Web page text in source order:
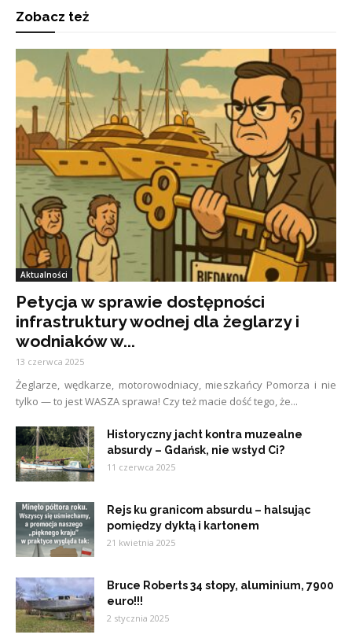
Zobacz też
Aktualności
Petycja w sprawie dostępności
infrastruktury wodnej dla żeglarzy i
wodniaków w...
13 czerwca 2025
Żeglarze, wędkarze, motorowodniacy, mieszkańcy Pomorza i nie
tylko — to jest WASZA sprawa! Czy też macie dość tego, że...
Historyczny jacht kontra muzealne
absurdy – Gdańsk, nie wstyd Ci?
11 czerwca 2025
Rejs ku granicom absurdu – halsując
pomiędzy dyktą i kartonem
21 kwietnia 2025
Bruce Roberts 34 stopy, aluminium, 7900
euro!!!
2 stycznia 2025